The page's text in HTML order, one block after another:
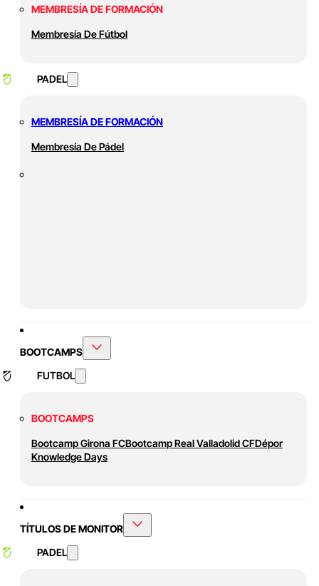
MEMBRESÍA DE FORMACIÓN
Membresía De Fútbol
PADEL
MEMBRESÍA DE FORMACIÓN
Membresía De Pádel
BOOTCAMPS
FUTBOL
BOOTCAMPS
Bootcamp Girona FCBootcamp Real Valladolid CFDépor
Knowledge Days
TÍTULOS DE MONITOR
PADEL